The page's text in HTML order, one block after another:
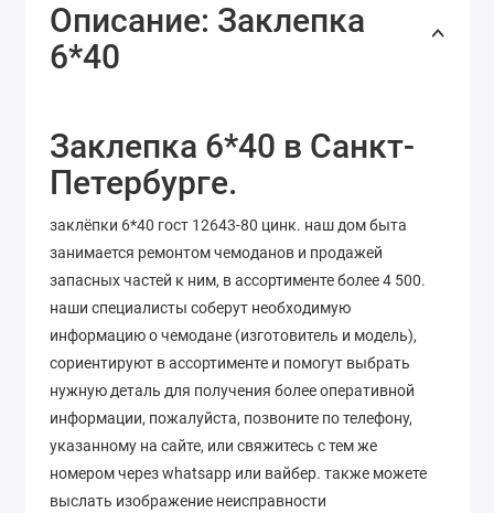
Описание: Заклепка
6*40
Заклепка 6*40 в Санкт-
Петербурге.
заклёпки 6*40 гост 12643-80 цинк. наш дом быта
занимается ремонтом чемоданов и продажей
запасных частей к ним, в ассортименте более 4 500.
наши специалисты соберут необходимую
информацию о чемодане (изготовитель и модель),
сориентируют в ассортименте и помогут выбрать
нужную деталь для получения более оперативной
информации, пожалуйста, позвоните по телефону,
указанному на сайте, или свяжитесь с тем же
номером через whatsapp или вайбер. также можете
выслать изображение неисправности